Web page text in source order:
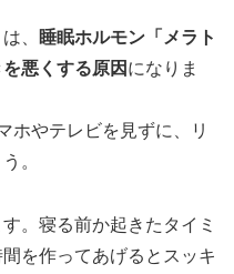
、
睡眠ホルモン「メラト
悪くする原因 になりま
ホやテレビを見ずに、リ
。
。寝る前か起きたタイミ
を作ってあげるとスッキ